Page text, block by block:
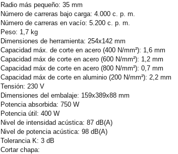
Radio más pequeño: 35 mm
Número de carreras bajo carga: 4.000 c. p. m.
Número de carreras en vacío: 5.200 c. p. m.
Peso: 1,7 kg
Dimensiones de herramienta: 254x142 mm
Capacidad máx. de corte en acero (400 N/mm²): 1,6 mm
Capacidad máx de corte en acero (600 N/mm²): 1,2 mm
Capacidad máx de corte en acero (800 N/mm²): 0,7 mm
Capacidad máx de corte en aluminio (200 N/mm²): 2,2 mm
Tensión: 230 V
Dimensiones del embalaje: 159x389x88 mm
Potencia absorbida: 750 W
Potencia útil: 400 W
Nivel de intensidad acústica: 87 dB(A)
Nivel de potencia acústica: 98 dB(A)
Tolerancia K: 3 dB
Cortar chapa: